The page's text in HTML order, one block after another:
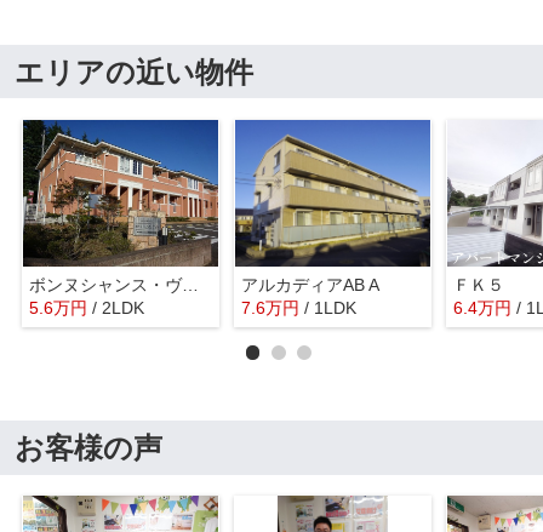
エリアの近い物件
ボンヌシャンス・ヴィラＡ
5.6万円 / 2LDK
アルカディアAB A
7.6万円 / 1LDK
ＦＫ５
6.4万円 /
お客様の声